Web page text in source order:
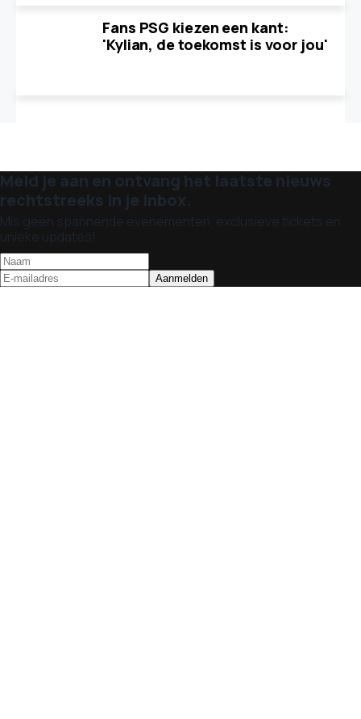
Fans PSG kiezen een kant:
'Kylian, de toekomst is voor jou'
Meld je aan en ontvang het laatste nieuws
rechtstreeks in je inbox.
Mis geen spannende evenementen, exclusieve tickets en
unieke updates!